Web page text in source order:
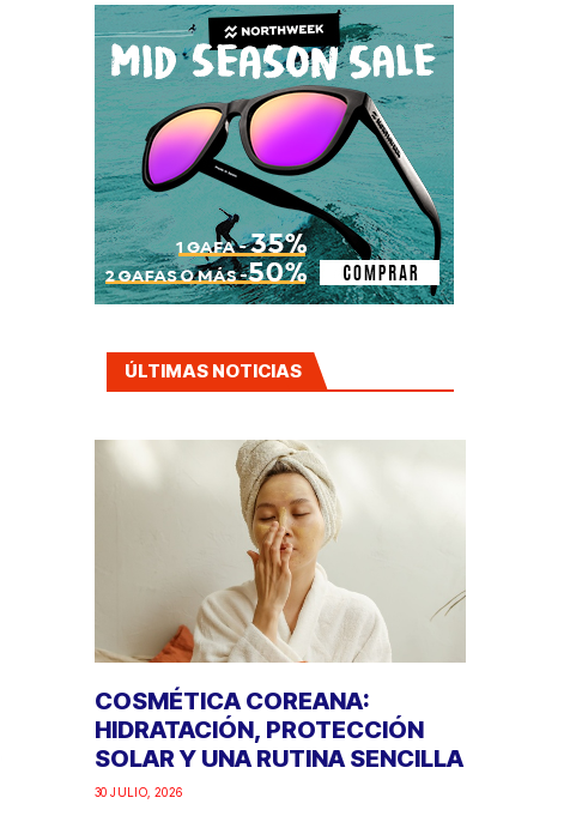
ÚLTIMAS NOTICIAS
COSMÉTICA COREANA:
HIDRATACIÓN, PROTECCIÓN
SOLAR Y UNA RUTINA SENCILLA
30 JULIO, 2026